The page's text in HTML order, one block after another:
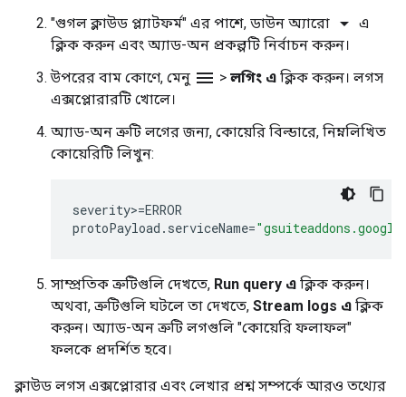
"গুগল ক্লাউড প্ল্যাটফর্ম" এর পাশে, ডাউন অ্যারো arrow_drop_down এ
ক্লিক করুন এবং অ্যাড-অন প্রকল্পটি নির্বাচন করুন।
উপরের বাম কোণে, মেনু menu > লগিং এ ক্লিক করুন। লগস
এক্সপ্লোরারটি খোলে।
অ্যাড-অন ত্রুটি লগের জন্য, কোয়েরি বিল্ডারে, নিম্নলিখিত
কোয়েরিটি লিখুন:
severity>=ERROR
protoPayload . serviceName=
সাম্প্রতিক ত্রুটিগুলি দেখতে, Run query এ ক্লিক করুন।
অথবা, ত্রুটিগুলি ঘটলে তা দেখতে, Stream logs এ ক্লিক
করুন। অ্যাড-অন ত্রুটি লগগুলি "কোয়েরি ফলাফল"
ফলকে প্রদর্শিত হবে।
ক্লাউড লগস এক্সপ্লোরার এবং লেখার প্রশ্ন সম্পর্কে আরও তথ্যের